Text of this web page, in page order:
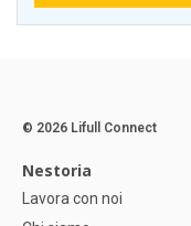
© 2026 Lifull Connect
Nestoria
Lavora con noi